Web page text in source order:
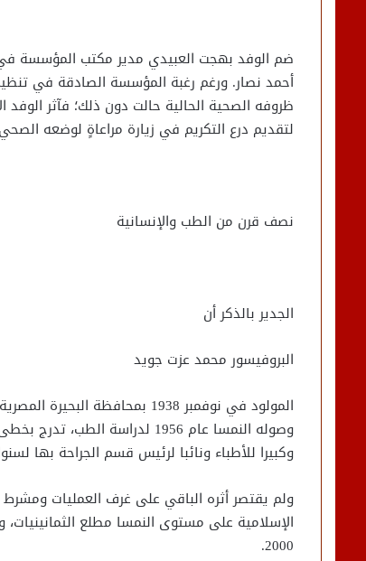
ضم الوفد بهجت العبيدي مدير مكتب المؤسسة في
أحمد نصار. ورغم رغبة المؤسسة الصادقة في
ظروفه الصحية الحالية حالت دون ذلك؛ فآثر الوفد
لتقديم درع التكريم في زيارة مراعاةٍ لوضعه
نصف قرن من الطب والإنسانية
الجدير بالذكر أن
البروفيسور محمد عزت جويد
المولود في نوفمبر 1938
وصوله النمسا عام 1956
وكبيرا للأطباء ونائبا لرئيس قسم الجراحة بها
ولم يقتصر أثره الباقي على غرف العمليات
الإسلامية على مستوى النمسا مطلع
2000.